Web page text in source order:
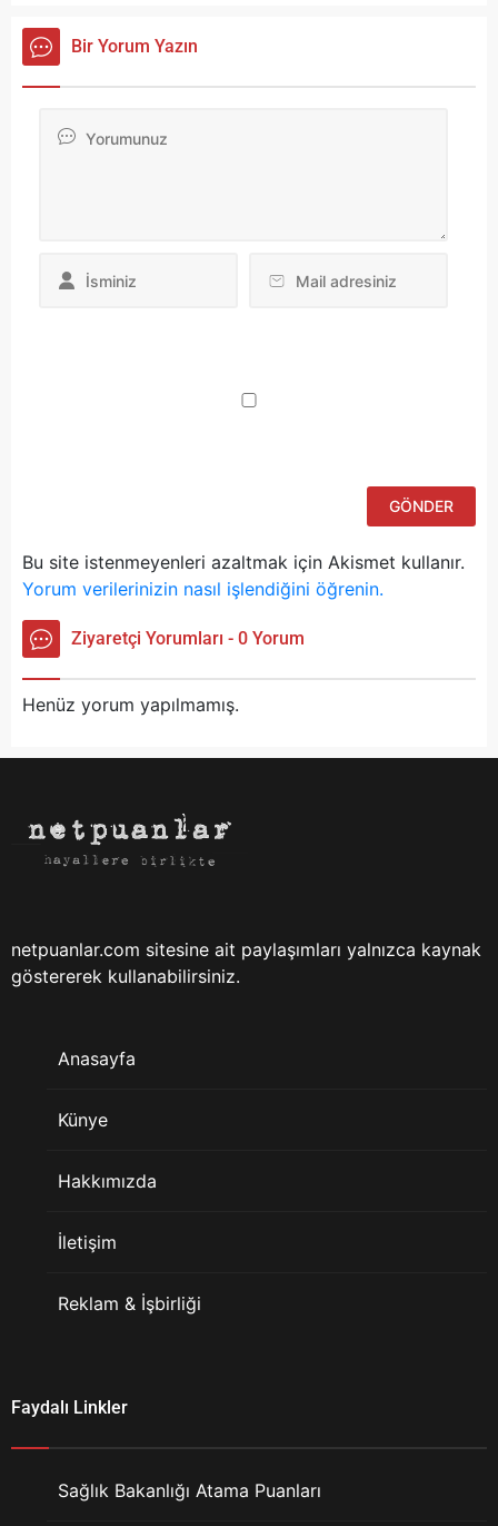
Bir Yorum Yazın
Bu site istenmeyenleri azaltmak için Akismet kullanır.
Yorum verilerinizin nasıl işlendiğini öğrenin.
Ziyaretçi Yorumları - 0 Yorum
Henüz yorum yapılmamış.
netpuanlar.com sitesine ait paylaşımları yalnızca kaynak
göstererek kullanabilirsiniz.
Anasayfa
Künye
Hakkımızda
İletişim
Reklam & İşbirliği
Faydalı Linkler
Sağlık Bakanlığı Atama Puanları